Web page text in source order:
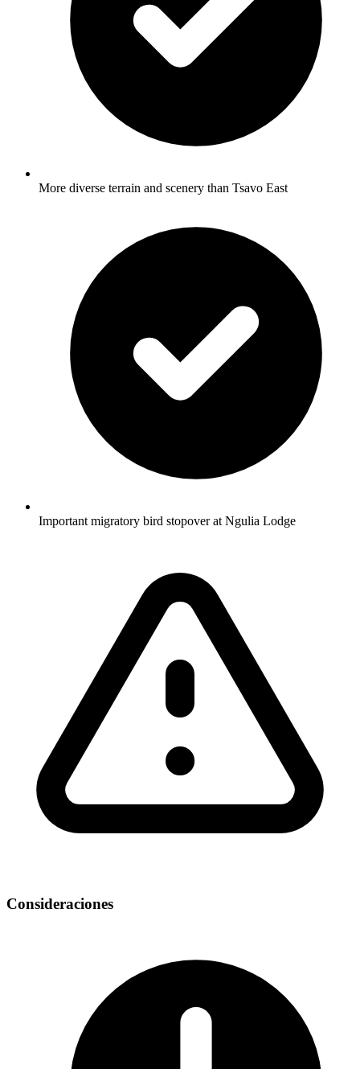
More diverse terrain and scenery than Tsavo East
Important migratory bird stopover at Ngulia Lodge
Consideraciones